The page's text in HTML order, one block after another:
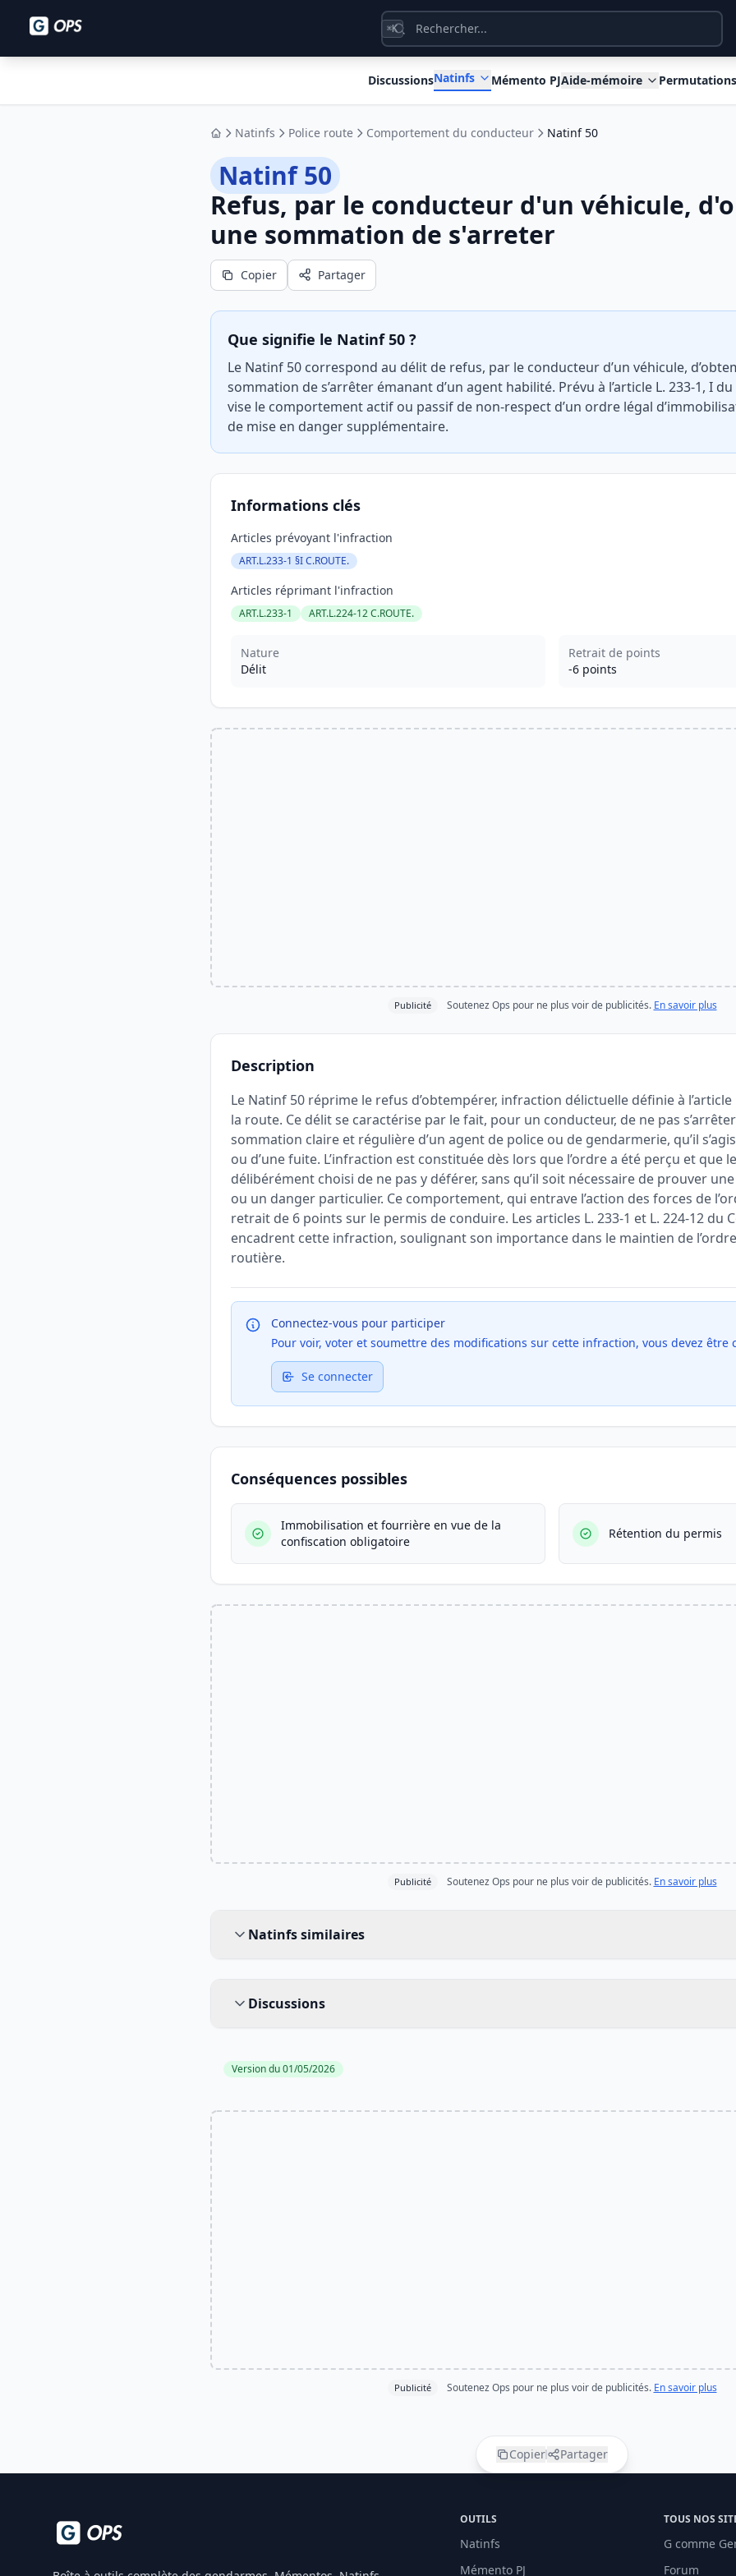
⌘K
DiscussionsNatinfs Mémento PJAide-mémoire Permutations
AccueilNatinfs Police route Comportement du conducteur Natinf 50
Natinf 50
Refus, par le conducteur d'un véhicule,
une sommation de s'arreter
Copier Partager
Que signifie le Natinf 50 ?
Le Natinf 50 correspond au délit de refus, par le conducteur d’un véhicule,
sommation de s’arrêter émanant d’un agent habilité. Prévu à l’article L. 233-1, I
vise le comportement actif ou passif de non-respect d’un ordre légal
de mise en danger supplémentaire.
Informations clés
Articles prévoyant l'infraction
ART.L.233-1 §I C.ROUTE.
Articles réprimant l'infraction
ART.L.233-1 ART.L.224-12 C.ROUTE.
Nature
Délit
Retrait de points
-6 points
Publicité Soutenez Ops pour ne plus voir de publicités. En savoir plus
Description
Le Natinf 50 réprime le refus d’obtempérer, infraction délictuelle définie à l’article
la route. Ce délit se caractérise par le fait, pour un conducteur, de ne pas
sommation claire et régulière d’un agent de police ou de gendarmerie, qu’il
ou d’une fuite. L’infraction est constituée dès lors que l’ordre a été perçu et que
délibérément choisi de ne pas y déférer, sans qu’il soit nécessaire de prouver
ou un danger particulier. Ce comportement, qui entrave l’action des forces de
retrait de 6 points sur le permis de conduire. Les articles L. 233-1 et L. 224-12 du
encadrent cette infraction, soulignant son importance dans le maintien de
routière.
Connectez-vous pour participer
Pour voir, voter et soumettre des modifications sur cette infraction, vous devez être
Se connecter
Conséquences possibles
Immobilisation et fourrière en vue de la
confiscation obligatoire
Rétention du permis
Publicité Soutenez Ops pour ne plus voir de publicités. En savoir plus
Natinfs similaires
Discussions
Version du 01/05/2026
Publicité Soutenez Ops pour ne plus voir de publicités. En savoir plus
Copier Partager
OUTILS
Natinfs
Mémento PJ
TOUS NOS
G comme
Forum